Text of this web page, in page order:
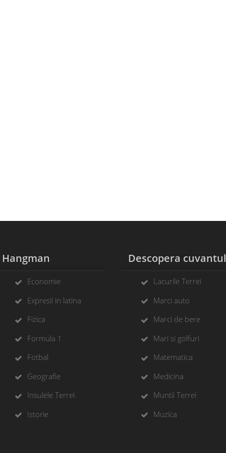
Hangman
Economie
Expresii in latina
Fizica
Formula 1
Fotbal
Geografie
Insulele Terrei
Istorie
Descopera cuvantul
Lacurile Terrei
Marci auto
Marci de bere
Mari si golfuri
Matematica
Medicina
Muntii Terrei
Muzica